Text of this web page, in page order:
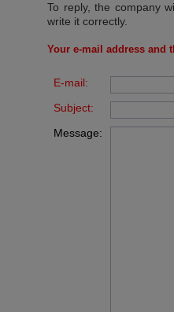
To reply, the company
write it correctly.
Your e-mail address and
E-mail:
Subject:
Message: